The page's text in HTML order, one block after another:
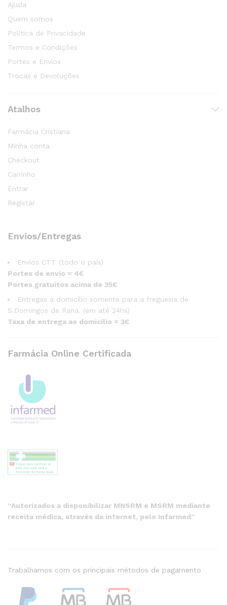
Ajuda
Quem somos
Política de Privacidade
Termos e Condições
Portes e Envios
Trocas e Devoluções
Atalhos
Farmácia Cristiana
Minha conta
Checkout
Carrinho
Entrar
Registar
Envios/Entregas
Envios CTT (todo o país)
Portes de envio = 4€
Portes gratuitos acima de 35€
Entregas a domicílio somente para a freguesia de
S.Domingos de Rana. (em até 24hs)
Taxa de entrega ao domicílio = 3€
Farmácia Online Certificada
“Autorizados a disponibilizar MNSRM e MSRM mediante
receita médica, através da internet, pelo Infarmed”
Trabalhamos com os principais métodos de pagamento